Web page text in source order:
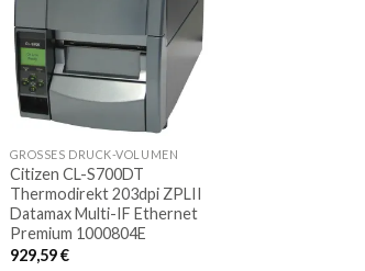
Auf
die
Merkliste
GROSSES DRUCK-VOLUMEN
Citizen CL-S700DT
Thermodirekt 203dpi ZPLII
Datamax Multi-IF Ethernet
Premium 1000804E
929,59€